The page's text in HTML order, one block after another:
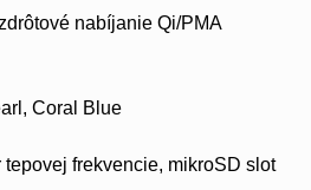
nabíjanie Qi/PMA
Coral Blue
frekvencie, mikroSD slot